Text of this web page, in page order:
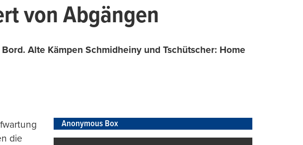
von Abgängen
Alte Kämpen Schmidheiny und Tschütscher: Home
die
Anonymous Box